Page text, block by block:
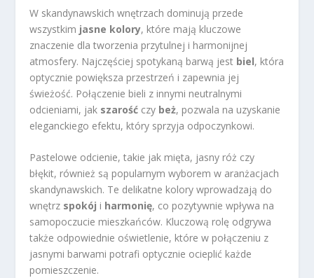
W skandynawskich wnętrzach dominują przede
wszystkim jasne kolory, które mają kluczowe
znaczenie dla tworzenia przytulnej i harmonijnej
atmosfery. Najczęściej spotykaną barwą jest biel, która
optycznie powiększa przestrzeń i zapewnia jej
świeżość. Połączenie bieli z innymi neutralnymi
odcieniami, jak szarość czy beż, pozwala na uzyskanie
eleganckiego efektu, który sprzyja odpoczynkowi.
Pastelowe odcienie, takie jak mięta, jasny róż czy
błękit, również są popularnym wyborem w aranżacjach
skandynawskich. Te delikatne kolory wprowadzają do
wnętrz spokój i harmonię, co pozytywnie wpływa na
samopoczucie mieszkańców. Kluczową rolę odgrywa
także odpowiednie oświetlenie, które w połączeniu z
jasnymi barwami potrafi optycznie ocieplić każde
pomieszczenie.